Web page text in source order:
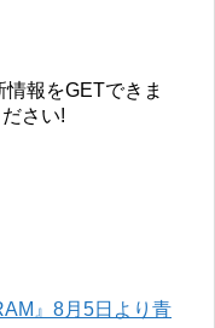
報をGETできま
さい!
』8月5日より青